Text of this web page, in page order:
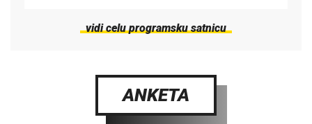
vidi celu programsku satnicu
ANKETA